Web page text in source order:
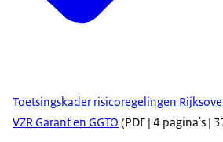
Toetsingskader risicoregelingen
VZR Garant en GGTO (PDF | 4 pagina's |